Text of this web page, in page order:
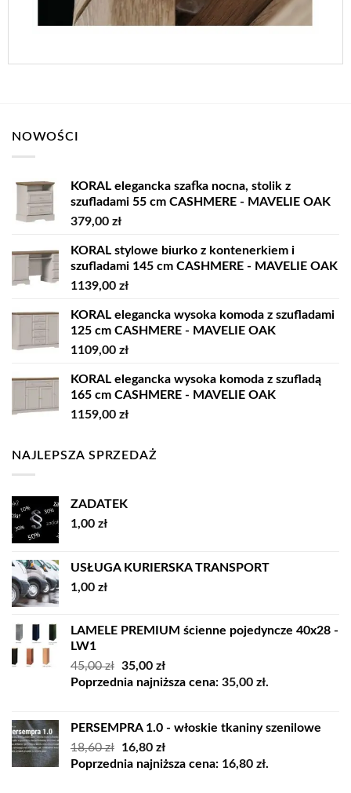
NOWOŚCI
KORAL elegancka szafka nocna, stolik z
szufladami 55 cm CASHMERE - MAVELIE OAK
379,00 zł
KORAL stylowe biurko z kontenerkiem i
szufladami 145 cm CASHMERE - MAVELIE OAK
1139,00 zł
KORAL elegancka wysoka komoda z szufladami
125 cm CASHMERE - MAVELIE OAK
1109,00 zł
KORAL elegancka wysoka komoda z szufladą
165 cm CASHMERE - MAVELIE OAK
1159,00 zł
NAJLEPSZA SPRZEDAŻ
ZADATEK
1,00 zł
USŁUGA KURIERSKA TRANSPORT
1,00 zł
LAMELE PREMIUM ścienne pojedyncze 40x28 -
LW1
45,00zł Pierwotna
cena
35,00 złAktualna
cena
Poprzednia najniższa cena: 35,00 zł.
PERSEMPRA 1.0 - włoskie tkaniny szenilowe
18,60zł
Pierwotna
cena
16,80 złAktualna
cena
Poprzednia najniższa cena: 16,80 zł.